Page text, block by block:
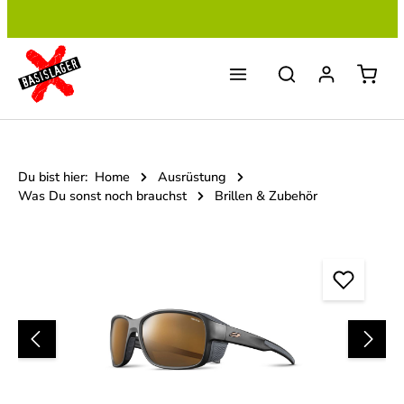
Du bist hier: Home
Ausrüstung
Was Du sonst noch brauchst
Brillen & Zubehör